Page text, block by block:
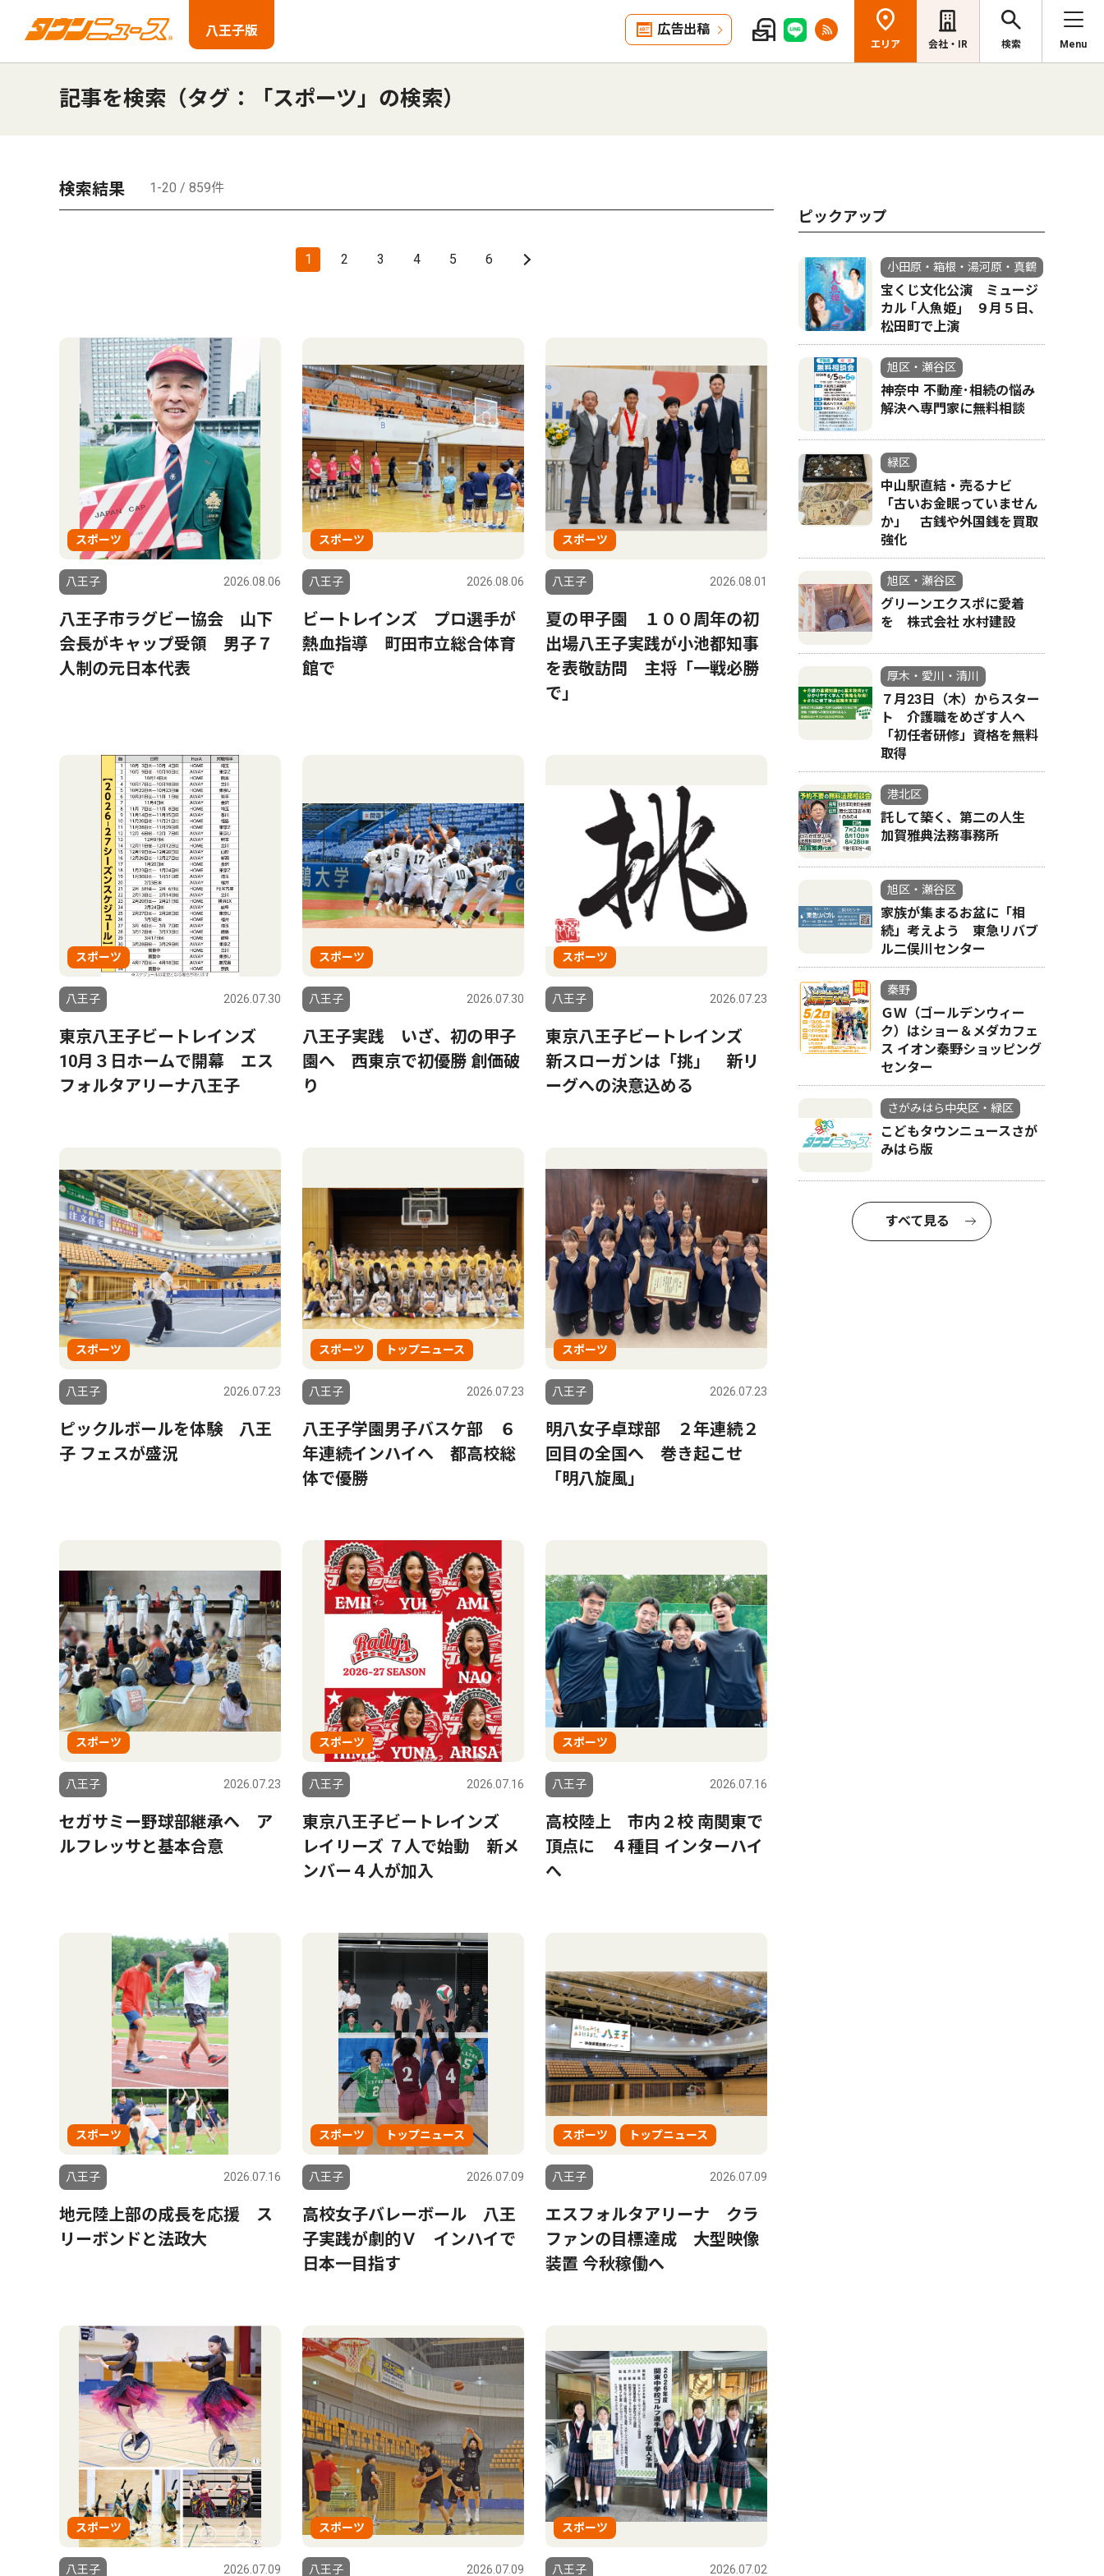
八王子版 広告出稿
エリア 会社・IR 検索 Menu
記事を検索（タグ：「スポーツ」の検索）
検索結果 1-20 / 859件
1 2 3 4 5 6
スポーツ
八王子 2026.08.06
八王子市ラグビー協会 山下
会長がキャップ受領 男子７
人制の元日本代表
スポーツ
八王子 2026.08.06
ビートレインズ プロ選手が
熱血指導 町田市立総合体育
館で
スポーツ
八王子 2026.08.01
夏の甲子園 １００周年の初
出場八王子実践が小池都知事
を表敬訪問 主将「一戦必勝
で」
スポーツ
八王子 2026.07.30
東京八王子ビートレインズ
10月３日ホームで開幕 エス
フォルタアリーナ八王子
スポーツ
八王子 2026.07.30
八王子実践 いざ、初の甲子
園へ 西東京で初優勝 創価破
り
スポーツ
八王子 2026.07.23
東京八王子ビートレインズ
新スローガンは「挑」 新リ
ーグへの決意込める
スポーツ
八王子 2026.07.23
ピックルボールを体験 八王
子 フェスが盛況
スポーツ トップニュース
八王子 2026.07.23
八王子学園男子バスケ部 ６
年連続インハイへ 都高校総
体で優勝
スポーツ
八王子 2026.07.23
明八女子卓球部 ２年連続２
回目の全国へ 巻き起こせ
「明八旋風」
スポーツ
八王子 2026.07.23
セガサミー野球部継承へ ア
ルフレッサと基本合意
スポーツ
八王子 2026.07.16
東京八王子ビートレインズ
レイリーズ ７人で始動 新メ
ンバー４人が加入
スポーツ
八王子 2026.07.16
高校陸上 市内２校 南関東で
頂点に ４種目 インターハイ
へ
スポーツ
八王子 2026.07.16
地元陸上部の成長を応援 ス
リーボンドと法政大
スポーツ トップニュース
八王子 2026.07.09
高校女子バレーボール 八王
子実践が劇的Ｖ インハイで
日本一目指す
スポーツ トップニュース
八王子 2026.07.09
エスフォルタアリーナ クラ
ファンの目標達成 大型映像
装置 今秋稼働へ
スポーツ
八王子 2026.07.09
スポーツ
八王子 2026.07.09
スポーツ
八王子 2026.07.02
ピックアップ
小田原・箱根・湯河原・真鶴
宝くじ文化公演 ミュージ
カル ｢人魚姫｣ ９月５日、
松田町で上演
旭区・瀬谷区
神奈中 不動産･相続の悩み
解決へ専門家に無料相談
緑区
中山駅直結・売るナビ
「古いお金眠っていません
か」 古銭や外国銭を買取
強化
旭区・瀬谷区
グリーンエクスポに愛着
を 株式会社 水村建設
厚木・愛川・清川
７月23日（木）からスター
ト 介護職をめざす人へ
「初任者研修」資格を無料
取得
港北区
託して築く、第二の人生
加賀雅典法務事務所
旭区・瀬谷区
家族が集まるお盆に「相
続」考えよう 東急リバブ
ル二俣川センター
秦野
ＧＷ（ゴールデンウィー
ク）はショー＆メダカフェ
ス イオン秦野ショッピング
センター
さがみはら中央区・緑区
こどもタウンニュースさが
みはら版
すべて見る